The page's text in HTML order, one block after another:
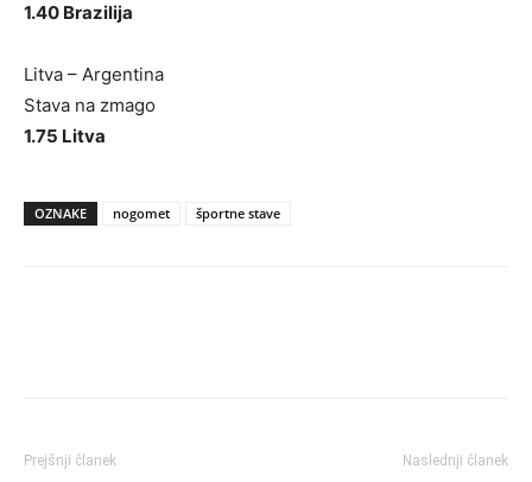
1.40 Brazilija
Litva – Argentina
Stava na zmago
1.75 Litva
OZNAKE nogomet športne stave
Prejšnji članek Naslednji članek